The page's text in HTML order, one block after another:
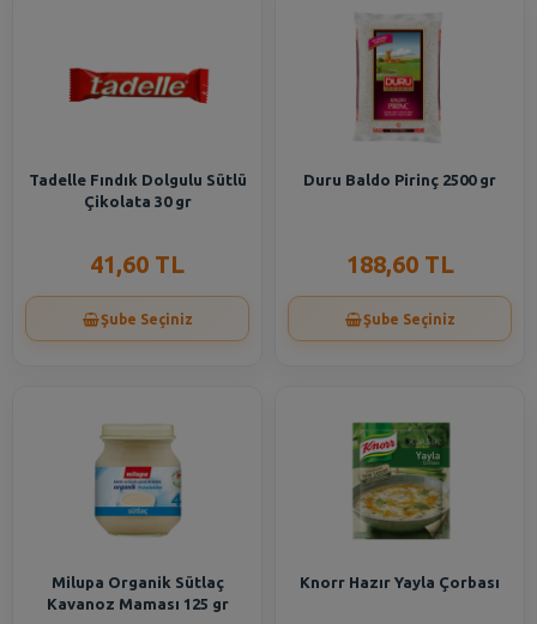
Tadelle Fındık Dolgulu Sütlü
Çikolata 30 gr
41,60 TL
Şube Seçiniz
Duru Baldo Pirinç 2500 gr
188,60 TL
Şube Seçiniz
Milupa Organik Sütlaç
Kavanoz Maması 125 gr
Knorr Hazır Yayla Çorbası